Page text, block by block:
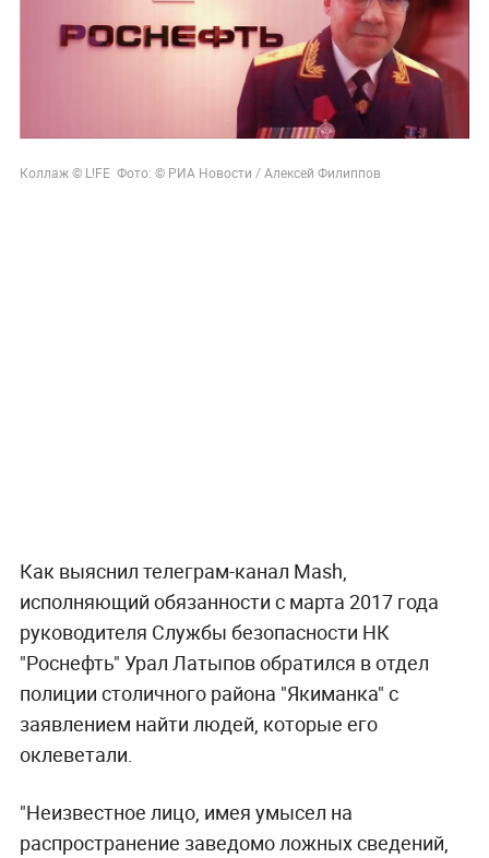
Коллаж © L!FE Фото: © РИА Новости / Алексей Филиппов
Как выяснил телеграм-канал Mash,
исполняющий обязанности с марта 2017 года
руководителя Службы безопасности НК
"Роснефть" Урал Латыпов обратился в отдел
полиции столичного района "Якиманка" с
заявлением найти людей, которые его
оклеветали.
"Неизвестное лицо, имея умысел на
распространение заведомо ложных сведений,